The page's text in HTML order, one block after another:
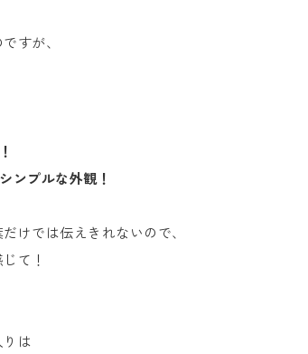
すが、
プルな外観！
けでは伝えきれないので、
て！
は